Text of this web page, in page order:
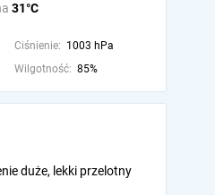
31°C
Ciśnienie: 1003 hPa
Wilgotność: 85%
duże, lekki przelotny